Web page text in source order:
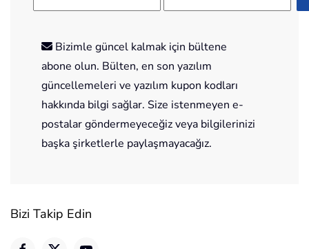
Bizimle güncel kalmak için bültene
abone olun. Bülten, en son yazılım
güncellemeleri ve yazılım kupon kodları
hakkında bilgi sağlar. Size istenmeyen e-
postalar göndermeyeceğiz veya bilgilerinizi
başka şirketlerle paylaşmayacağız.
Bizi Takip Edin